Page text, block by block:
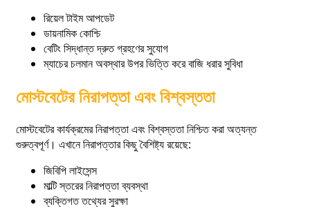
রিয়েল টাইম আপডেট
ডায়নামিক কোশ্চি
বেটিং সিদ্ধান্ত দ্রুত গ্রহণের সুযোগ
ম্যাচের চলমান অবস্থার উপর ভিত্তি করে বাজি ধরার সুবিধা
মোস্টবেটের নিরাপত্তা এবং বিশ্বস্ততা
মোস্টবেটের কার্যক্রমের নিরাপত্তা এবং বিশ্বস্ততা নিশ্চিত করা অত্যন্ত
গুরুত্বপূর্ণ। এখানে নিরাপত্তার কিছু বৈশিষ্ট্য রয়েছে:
জিবিপি লাইসেন্স
মাল্টি স্তরের নিরাপত্তা ব্যবস্থা
ব্যক্তিগত তথ্যের সুরক্ষা